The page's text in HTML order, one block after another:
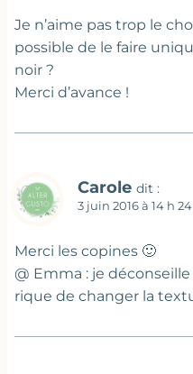
Je n’aime pas trop le
possible de le faire
noir ?
Merci d’avance !
Carole dit :
3 juin 2016 à 14 h
Merci les copines 🙂
@ Emma : je
rique de changer la